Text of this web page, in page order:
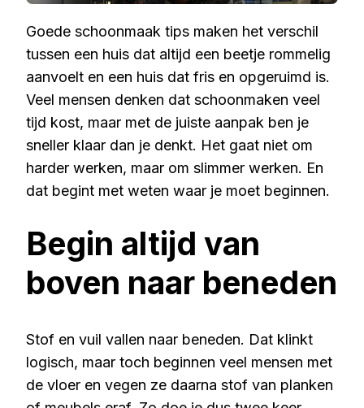
Goede schoonmaak tips maken het verschil
tussen een huis dat altijd een beetje rommelig
aanvoelt en een huis dat fris en opgeruimd is.
Veel mensen denken dat schoonmaken veel
tijd kost, maar met de juiste aanpak ben je
sneller klaar dan je denkt. Het gaat niet om
harder werken, maar om slimmer werken. En
dat begint met weten waar je moet beginnen.
Begin altijd van
boven naar beneden
Stof en vuil vallen naar beneden. Dat klinkt
logisch, maar toch beginnen veel mensen met
de vloer en vegen ze daarna stof van planken